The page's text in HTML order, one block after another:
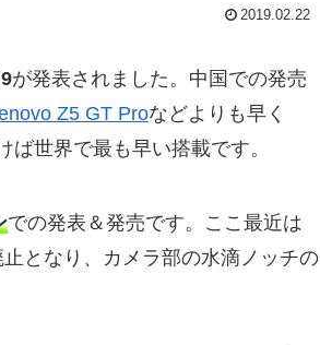
2019.02.22
が発表されました。中国での発売
Z5 GT Proなどよりも早く
世界で最も早い搭載です。
での発表＆発売です。ここ最近は
となり、カメラ部の水滴ノッチの